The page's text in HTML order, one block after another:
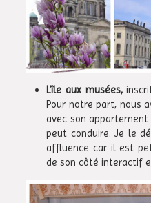
L’île aux musées,
Pour notre part, nous
avec son
peut conduire. Je le
affluence car il est
de son côté interactif